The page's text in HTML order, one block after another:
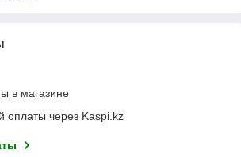
в магазине
оплаты через Kaspi.kz